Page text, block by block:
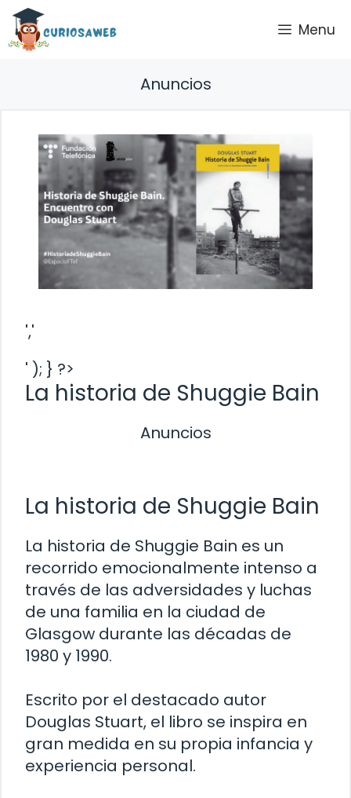
Saltar
contenido
Menu
Anuncios
','
' ); } ?>
La historia de Shuggie Bain
Anuncios
La historia de Shuggie Bain
La historia de Shuggie Bain es un
recorrido emocionalmente intenso a
través de las adversidades y luchas
de una familia en la ciudad de
Glasgow durante las décadas de
1980 y 1990.
Escrito por el destacado autor
Douglas Stuart, el libro se inspira en
gran medida en su propia infancia y
experiencia personal.